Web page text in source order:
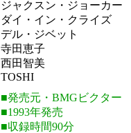
ジャクスン・ジョーカー
ダイ・イン・クライズ
デル・ジベット
寺田恵子
西田智美
TOSHI
■発売元・BMGビクター
■1993年発売
■収録時間90分